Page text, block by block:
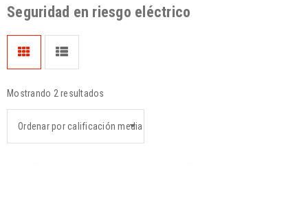
Seguridad en riesgo eléctrico
Mostrando 2 resultados
Ordenar por calificación media